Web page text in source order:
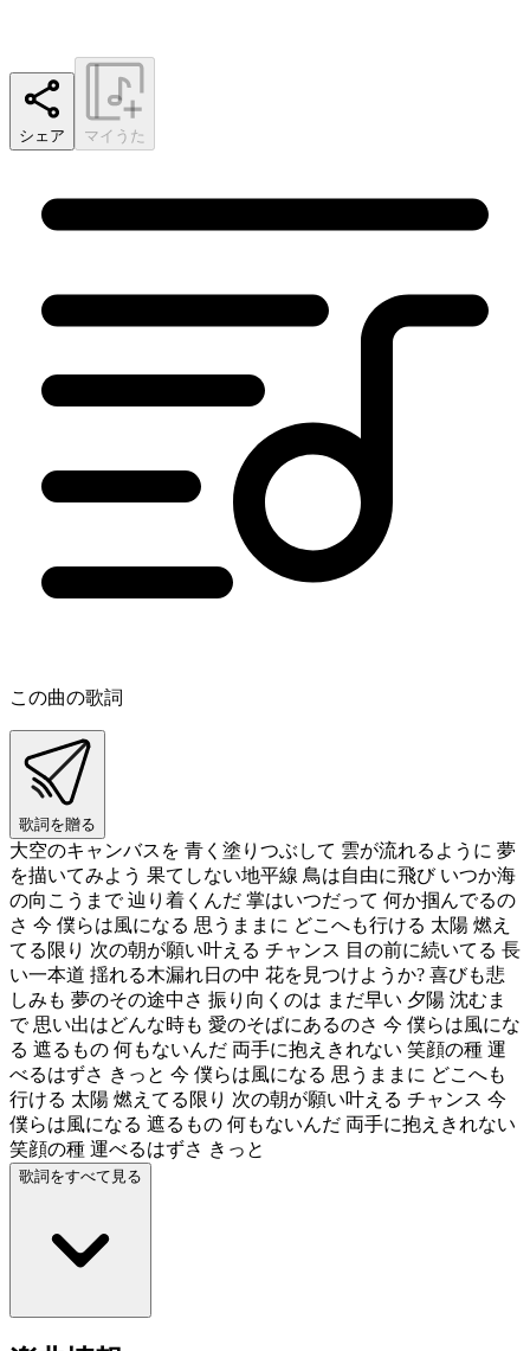
シェア マイうた
この曲の歌詞
歌詞を贈る
大空のキャンバスを 青く塗りつぶして 雲が流れるように 夢
を描いてみよう 果てしない地平線 鳥は自由に飛び いつか海
の向こうまで 辿り着くんだ 掌はいつだって 何か掴んでるの
さ 今 僕らは風になる 思うままに どこへも行ける 太陽 燃え
てる限り 次の朝が願い叶える チャンス 目の前に続いてる 長
い一本道 揺れる木漏れ日の中 花を見つけようか? 喜びも悲
しみも 夢のその途中さ 振り向くのは まだ早い 夕陽 沈むま
で 思い出はどんな時も 愛のそばにあるのさ 今 僕らは風にな
る 遮るもの 何もないんだ 両手に抱えきれない 笑顔の種 運
べるはずさ きっと 今 僕らは風になる 思うままに どこへも
行ける 太陽 燃えてる限り 次の朝が願い叶える チャンス 今
僕らは風になる 遮るもの 何もないんだ 両手に抱えきれない
笑顔の種 運べるはずさ きっと
歌詞をすべて見る